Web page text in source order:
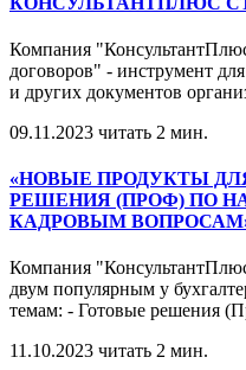
Компания
договоров" - инструмент
и других документов
09.11.2023 читать 2 мин.
«НОВЫЕ ПРОДУКТЫ
РЕШЕНИЯ (ПРОФ) ПО
КАДРОВЫМ
Компания
двум популярным у
темам: - Готовые решения
11.10.2023 читать 2 мин.